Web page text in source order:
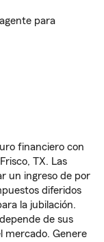
para
financiero con
TX. Las
un ingreso de por
diferidos
la jubilación.
de sus
mercado. Genere